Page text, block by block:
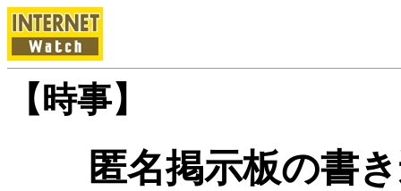
【時事】
匿名掲示板の書